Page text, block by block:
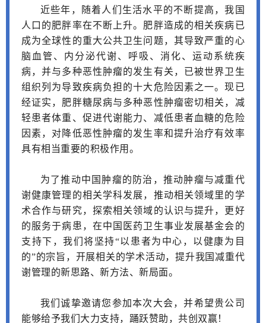
近些年，随着人们生活水平的不断提高，我国
人口的肥胖率在不断上升。 肥胖造成的相关疾病已
成为全球性的重大公共卫生问题，其导致严重的心
脑血管、内分泌代谢、呼吸、消化、运动系统疾
病，并与多种恶性肿瘤的发生有关，已被世界卫生
组织列为导致疾病负担的十大危险因素之一。现已
经证实，肥胖糖尿病与多种恶性肿瘤密切相关，减
轻患者体重、促进代谢能力、减低患者血糖的危险
因素，对降低恶性肿瘤的发生率和提升治疗有效率
具有相当重要的积极作用。
为了推动中国肿瘤的防治，推动肿瘤与减重代
谢健康管理的相关学科发展，推动相关领域里的学
术合作与研究，探索相关领域的认识与提升，更好
的服务于病患，在中国医药卫生事业发展基金会的
支持下，我们将坚持“以患者为中心，以健康为目
的”的宗旨，开展相关的学术活动，提升我国减重代
谢管理的新思路、新方法、新局面。
我们诚挚邀请您参加本次大会，并希望贵公司
能够给予我们大力支持，踊跃赞助，共创双赢！